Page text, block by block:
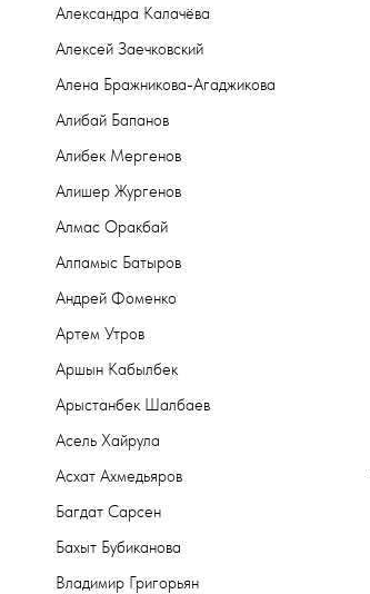
Александра Калачёва
Алексей Заечковский
Алена Бражникова-Агаджикова
Алибай Бапанов
Алибек Мергенов
Алишер Жургенов
Алмас Оракбай
Алпамыс Батыров
Андрей Фоменко
Артем Утров
Аршын Кабылбек
Арыстанбек Шалбаев
Асель Хайрула
Асхат Ахмедьяров
Багдат Сарсен
Бахыт Бубиканова
Владимир Григорьян